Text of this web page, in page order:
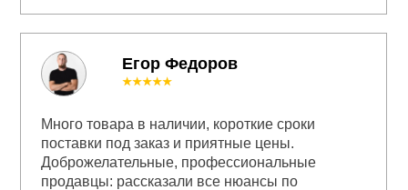
Егор Федоров
★★★★★
Много товара в наличии, короткие сроки
поставки под заказ и приятные цены.
Доброжелательные, профессиональные
продавцы: рассказали все нюансы по